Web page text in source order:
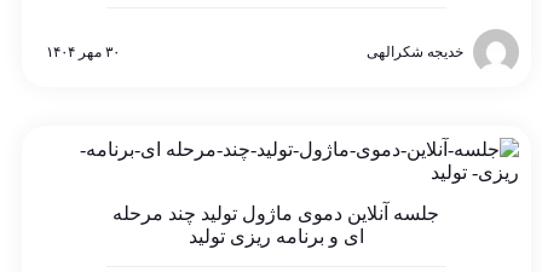
خدیجه شکرالهی
جلسه آنلاین دموی ماژول تولید چند مرحله
ای و برنامه ریزی تولید